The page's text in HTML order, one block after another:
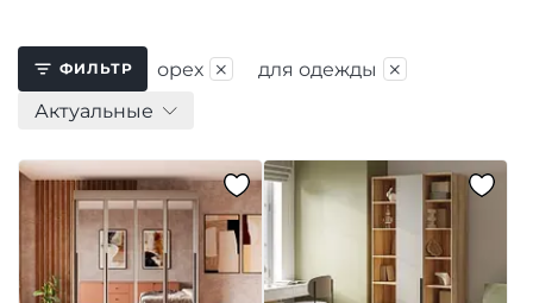
ФИЛЬТР орех × для одежды ×
Актуальные